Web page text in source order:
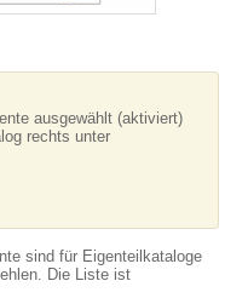
ausgewählt (aktiviert)
rechts unter
sind für Eigenteilkataloge
Die Liste ist